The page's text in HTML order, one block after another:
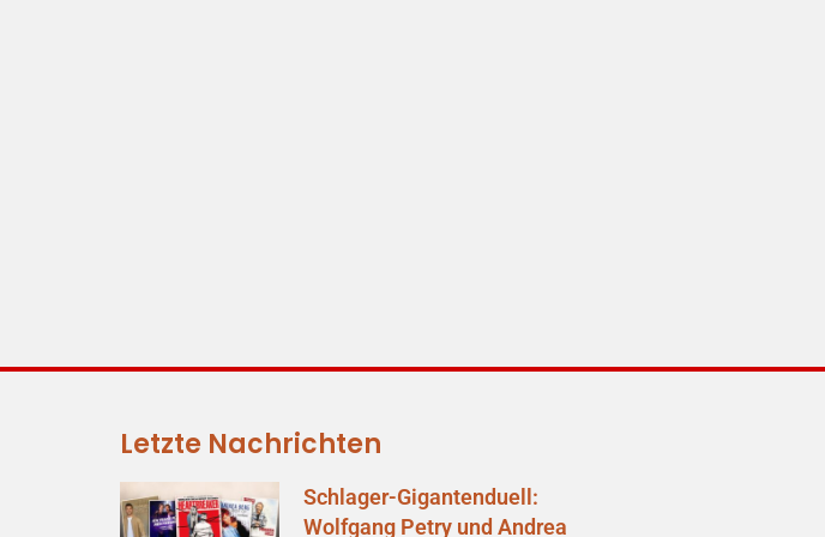
Letzte Nachrichten
Schlager-Gigantenduell:
Wolfgang Petry und Andrea